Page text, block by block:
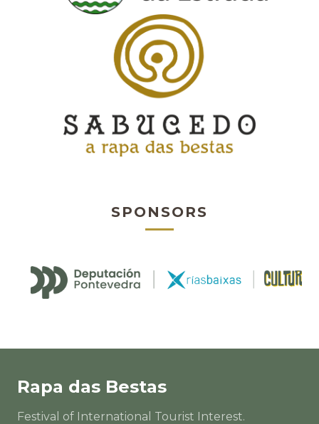
SPONSORS
Rapa das Bestas
Festival of International Tourist Interest.